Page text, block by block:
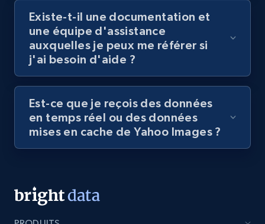
Existe-t-il une documentation et
une équipe d'assistance
auxquelles je peux me référer si
j'ai besoin d'aide ?
Est-ce que je reçois des données
en temps réel ou des données
mises en cache de Yahoo Images ?